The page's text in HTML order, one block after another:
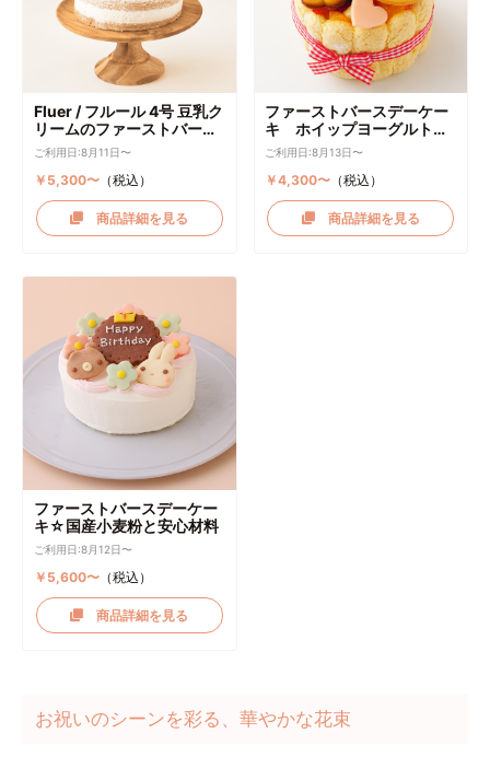
Fluer / フルール 4号 豆乳ク
リームのファーストバース
デーケーキ ケーキトッパー
付き
ご利用日:8月11日〜
￥5,300〜（税込）
商品詳細を見る
ファーストバースデーケー
キ ホイップヨーグルトク
リーム
ご利用日:8月13日〜
￥4,300〜 （税込）
商品詳細を見る
ファーストバースデーケー
キ☆国産小麦粉と安心材料
ご利用日:8月12日〜
￥5,600〜（税込）
商品詳細を見る
お祝いのシーンを彩る、華やかな花束